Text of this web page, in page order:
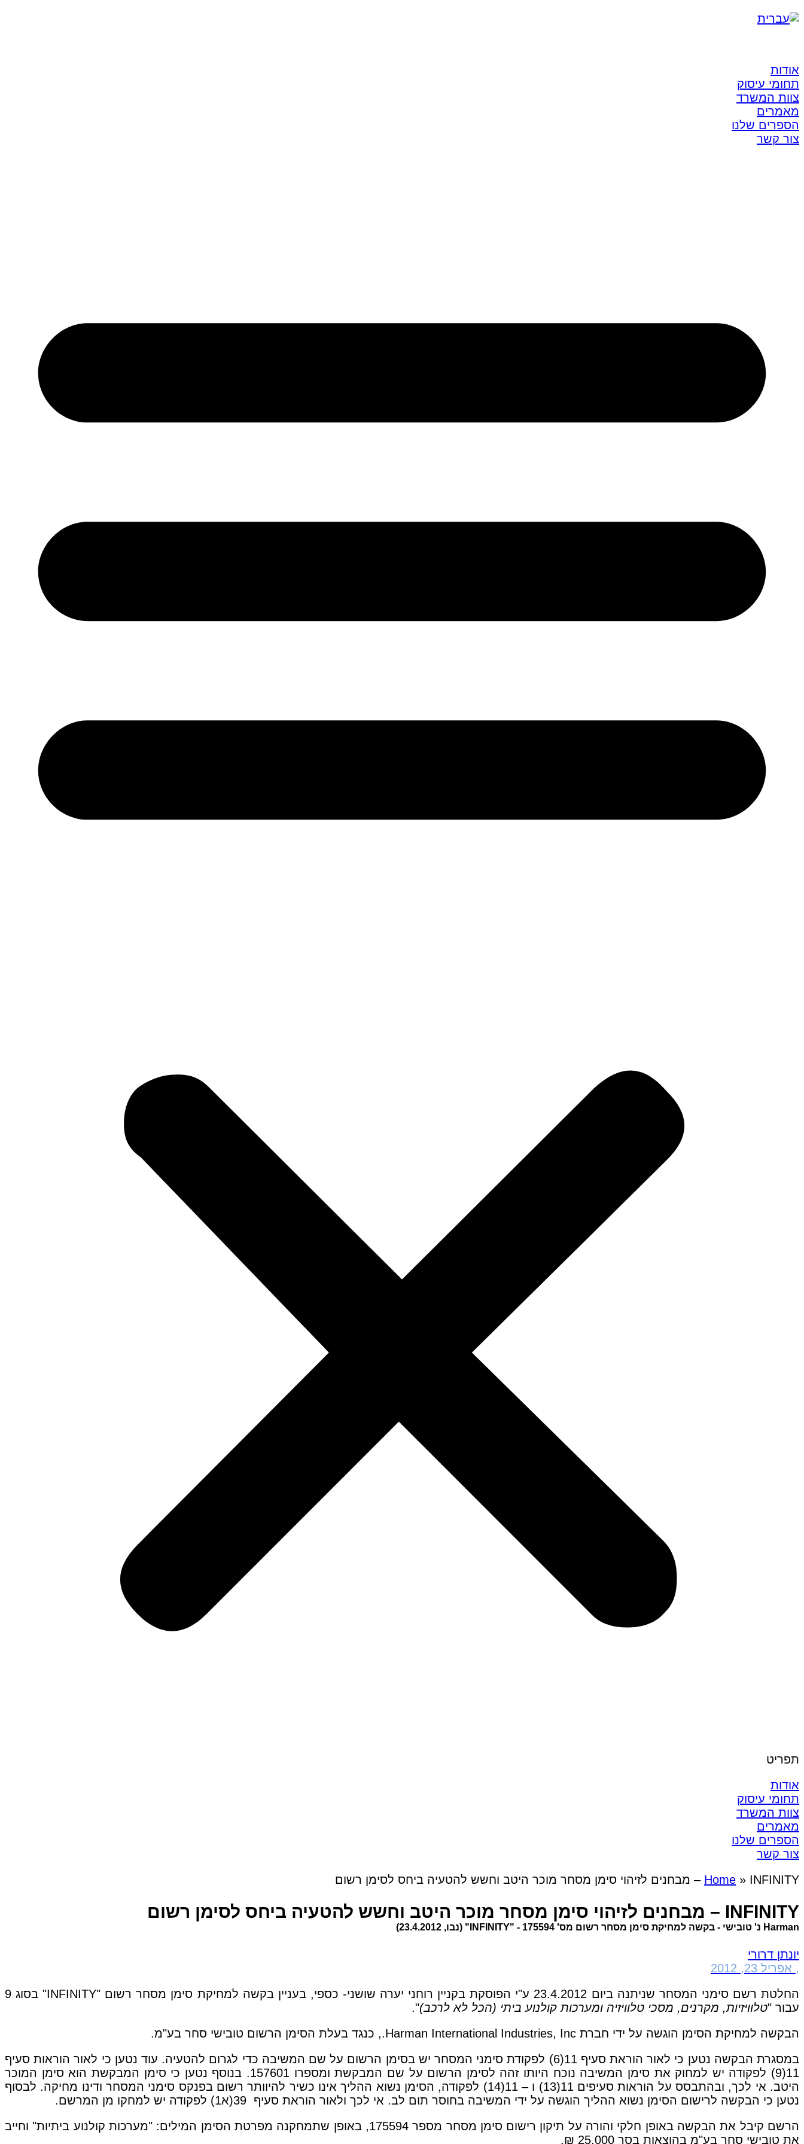
אודות
תחומי עיסוק
צוות המשרד
מאמרים
הספרים שלנו
צור קשר
תפריט
אודות
תחומי עיסוק
צוות המשרד
מאמרים
הספרים שלנו
צור קשר
Home » INFINITY – מבחנים לזיהוי סימן מסחר מוכר היטב וחשש להטעיה ביחס לסימן רשום
INFINITY – מבחנים לזיהוי סימן מסחר מוכר היטב וחשש להטעיה ביחס לסימן רשום
Harman נ' טובישי - בקשה למחיקת סימן מסחר רשום מס' 175594 - "INFINITY" (נבו, 23.4.2012)
יונתן דרורי
, אפריל 23, 2012
החלטת רשם סימני המסחר שניתנה ביום 23.4.2012 ע"י הפוסקת בקניין רוחני יערה שושני- כספי, בעניין בקשה למחיקת סימן מסחר רשום "
INFINITY
" בסוג 9
עבור "טלוויזיות, מקרנים, מסכי טלוויזיה ומערכות קולנוע ביתי (הכל לא לרכב)".
הבקשה למחיקת הסימן הוגשה על ידי חברת Harman International Industries, Inc., כנגד בעלת הסימן הרשום טובישי סחר בע"מ.
במסגרת הבקשה נטען כי לאור הוראת סעיף 11(6) לפקודת סימני המסחר יש בסימן הרשום על שם המשיבה כדי לגרום להטעיה. עוד נטען כי לאור הוראות סעיף
11(9) לפקודה יש למחוק את סימן המשיבה נוכח היותו זהה לסימן הרשום על שם המבקשת ומספרו 157601. בנוסף נטען כי סימן המבקשת הוא סימן המוכר
היטב. אי לכך, ובהתבסס על הוראות סעיפים 11(13) ו – 11(14) לפקודה, הסימן נשוא ההליך אינו כשיר להיוותר רשום בפנקס סימני המסחר ודינו מחיקה. לבסוף
נטען כי הבקשה לרישום הסימן נשוא ההליך הוגשה על ידי המשיבה בחוסר תום לב. אי לכך ולאור הוראת סעיף 39(א1) לפקודה יש למחקו מן המרשם.
הרשם קיבל את הבקשה באופן חלקי והורה על תיקון רישום סימן מסחר מספר 175594, באופן שתמחקנה מפרטת הסימן המילים: "מערכות קולנוע ביתיות" וחייב
את טובישי סחר בע"מ בהוצאות בסך 25,000 ₪.